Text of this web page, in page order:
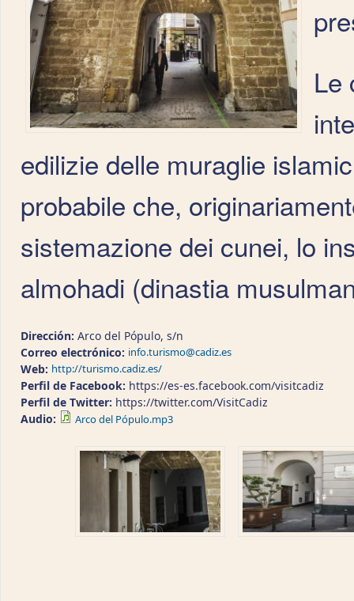
Le
edilizie delle muraglie
probabile che,
sistemazione dei cunei, lo
almohadi (dinastia
Dirección: Arco del Pópulo, s/n
Correo electrónico: info.turismo@cadiz.es
Web: http://turismo.cadiz.es/
Perfil de Facebook: https://es-es.facebook.com/visitcadiz
Perfil de Twitter: https://twitter.com/VisitCadiz
Audio:
Arco del Pópulo.mp3